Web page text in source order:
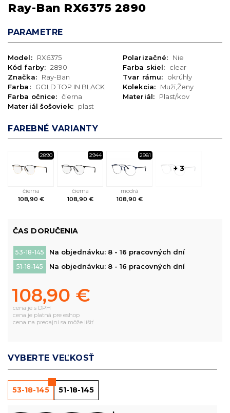
Ray-Ban RX6375 2890
PARAMETRE
Model:
RX6375
Kód farby: 2890
Značka:
Ray-Ban
Farba:
GOLD TOP IN BLACK
Farba očnice: čierna
Materiál šošoviek:
plast
Polarizačné:
Nie
Farba skiel:
clear
Tvar rámu:
okrúhly
Kolekcia:
Muži,Ženy
Materiál:
Plast/kov
FAREBNÉ VARIANTY
2890
čierna
108,90 €
2944
čierna
108,90 €
2981
modrá
108,90 €
+ 3
ČAS DORUČENIA
53-18-145 Na objednávku: 8 - 16 pracovných dní
51-18-145 Na objednávku: 8 - 16 pracovných dní
108,90 €
cena je s DPH
cena je platná pre eshop
cena na predajni sa môže líšiť
VYBERTE VEĽKOSŤ
53-18-145 51-18-145